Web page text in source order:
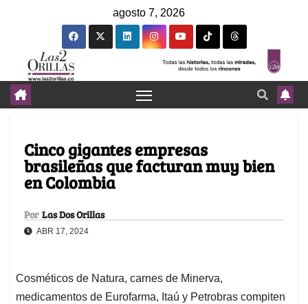
agosto 7, 2026
Cinco gigantes empresas
brasileñas que facturan muy bien
en Colombia
Por Las Dos Orillas
ABR 17, 2024
Cosméticos de Natura, carnes de Minerva,
medicamentos de Eurofarma, Itaú y Petrobras compiten